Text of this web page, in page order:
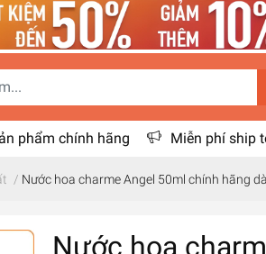
phẩm chính hãng Miễn phí ship
/ Nước hoa charme Angel 50ml chính hãng
Nước hoa